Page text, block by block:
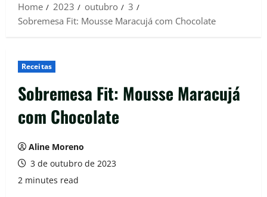
Home
2023 outubro
3
Sobremesa Fit: Mousse Maracujá com Chocolate
Receitas
Sobremesa Fit: Mousse Maracujá
com Chocolate
Aline Moreno
3 de outubro de 2023
2 minutes read